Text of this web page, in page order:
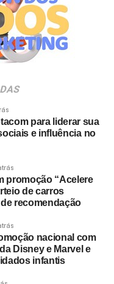
da Holding
“Brasil na
da cultura nacional,
lote inicial a partir
e atrações do
oficiais do camarote
para liderar sua
e influência no
promoção “Acelere
de carros
recomendação
nacional com
Disney e Marvel e
infantis